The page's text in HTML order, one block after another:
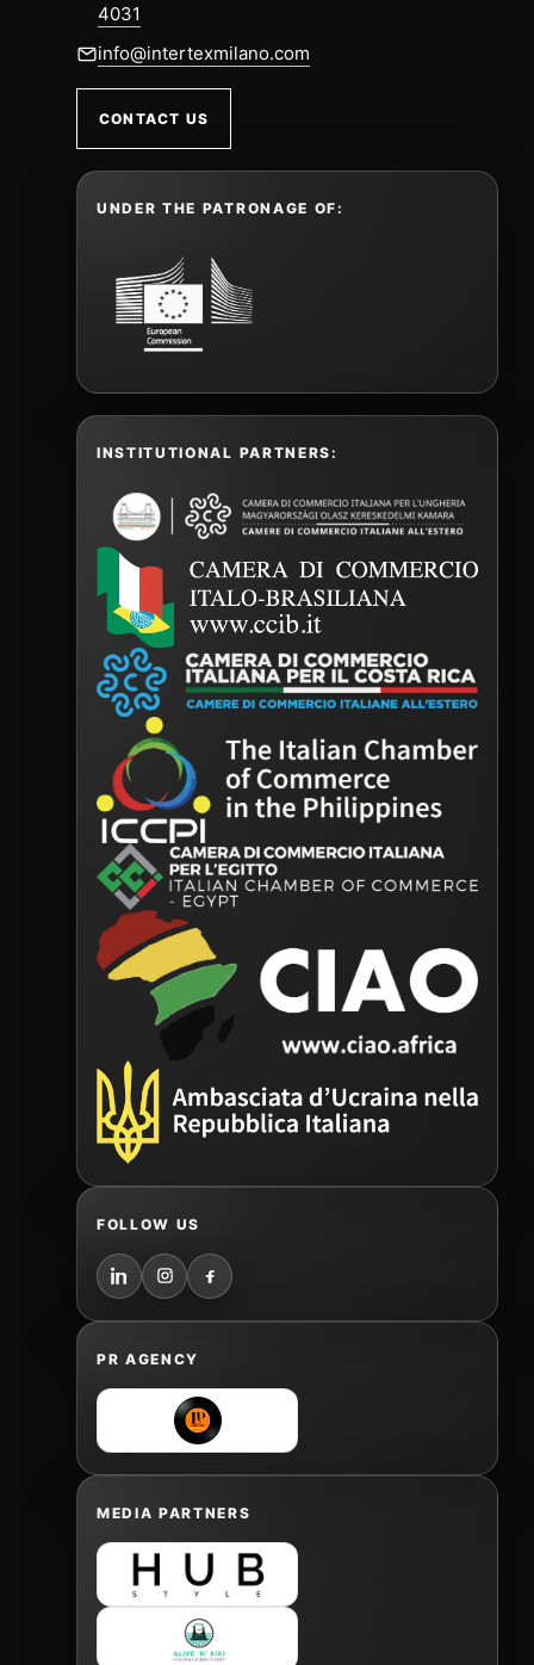
4031
info@intertexmilano.com
CONTACT US
UNDER THE PATRONAGE OF:
INSTITUTIONAL PARTNERS:
FOLLOW US
PR AGENCY
MEDIA PARTNERS